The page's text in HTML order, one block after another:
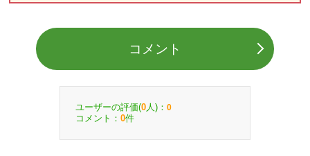
コメント
ユーザーの評価(0 人)： 0
コメント： 0件